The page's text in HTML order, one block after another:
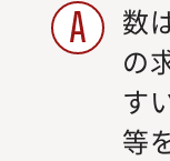
数
の
す
等